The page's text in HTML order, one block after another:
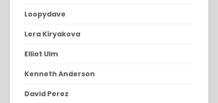
Loopydave
Lera Kiryakova
Elliot Ulm
Kenneth Anderson
David Perez